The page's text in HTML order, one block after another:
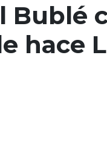
Bublé
hace